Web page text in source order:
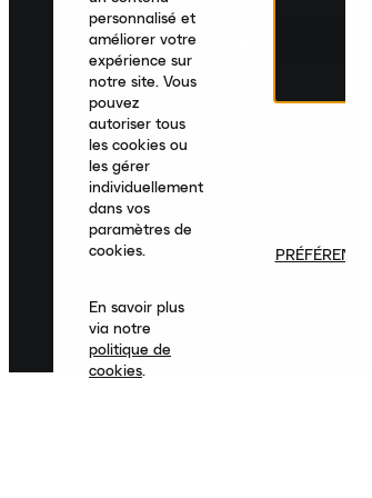
personnalisé et
améliorer votre
expérience sur
notre site. Vous
pouvez
autoriser tous
les cookies ou
les gérer
individuellement
dans vos
paramètres de
cookies.
En savoir plus
via notre
politique de
cookies.
PRÉFÉRENCES